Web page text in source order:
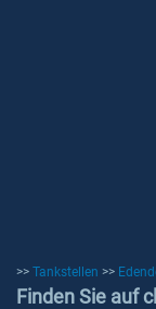
>> Tankstellen >>
Finden Sie auf